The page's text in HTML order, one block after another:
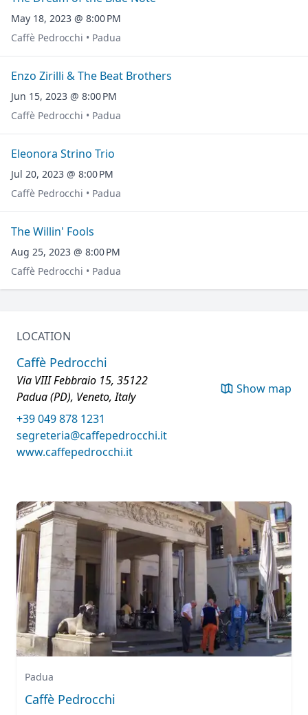
May 18, 2023 @ 8:00 PM
Caffè Pedrocchi • Padua
Enzo Zirilli & The Beat Brothers
Jun 15, 2023 @ 8:00 PM
Caffè Pedrocchi • Padua
Eleonora Strino Trio
Jul 20, 2023 @ 8:00 PM
Caffè Pedrocchi • Padua
The Willin' Fools
Aug 25, 2023 @ 8:00 PM
Caffè Pedrocchi • Padua
LOCATION
Caffè Pedrocchi
Via VIII Febbraio 15, 35122
Padua (PD), Veneto, Italy
Show map
+39 049 878 1231
segreteria@caffepedrocchi.it
www.caffepedrocchi.it
Padua
Caffè Pedrocchi